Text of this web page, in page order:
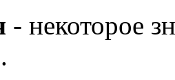
- некоторое